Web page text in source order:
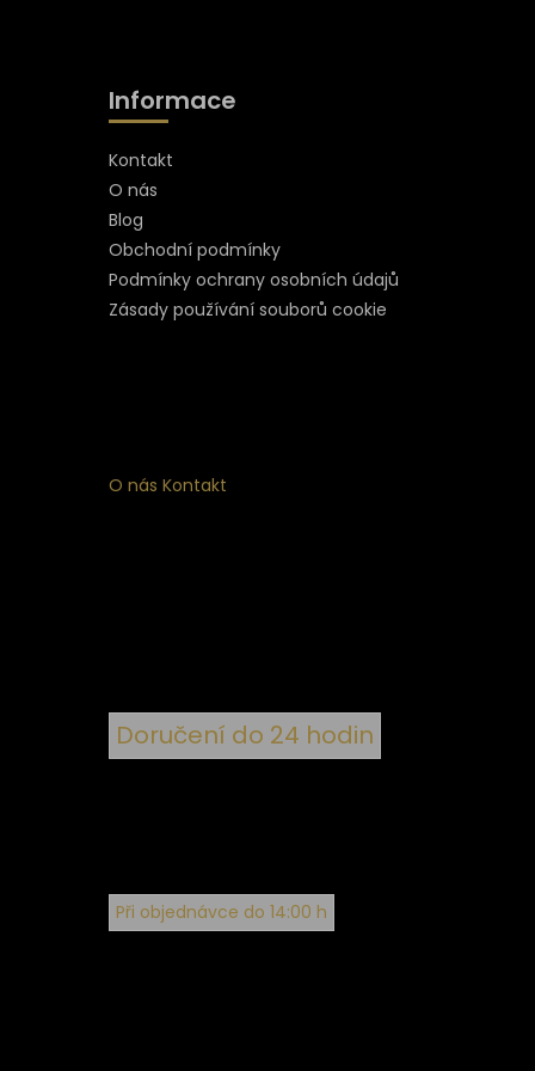
Informace
Kontakt
O nás
Blog
Obchodní podmínky
Podmínky ochrany osobních údajů
Zásady používání souborů cookie
O nás Kontakt
Doručení do 24 hodin
Při objednávce do 14:00 h